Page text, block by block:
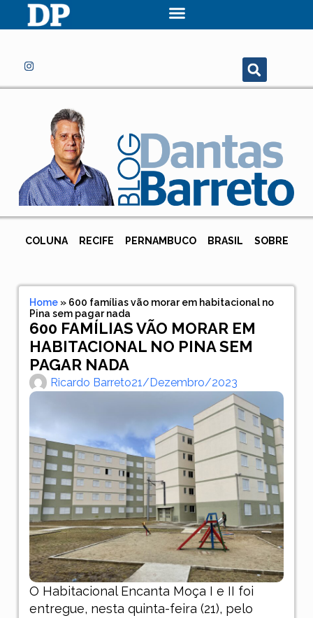
COLUNA RECIFE PERNAMBUCO BRASIL SOBRE
Home» 600 famílias vão morar em habitacional no
Pina sem pagar nada
600 FAMÍLIAS VÃO MORAR EM
HABITACIONAL NO PINA SEM
PAGAR NADA
Ricardo Barreto21/dezembro/2023
O Habitacional Encanta Moça I e II foi
entregue, nesta quinta-feira (21), pelo